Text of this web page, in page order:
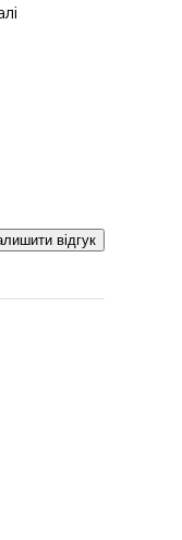
відгук